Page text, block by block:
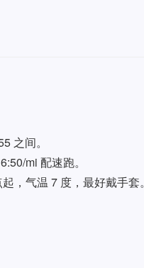
之间。
mi 配速跑。
，气温 7 度，最好戴手套。